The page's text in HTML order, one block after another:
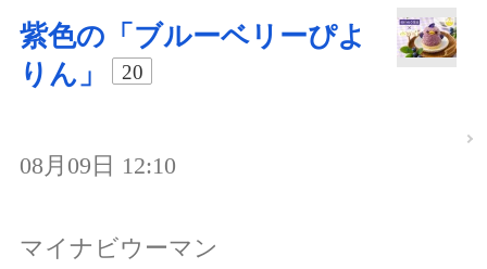
紫色の「ブルーベリーぴよ
りん」
20
08月09日 12:10
マイナビウーマン